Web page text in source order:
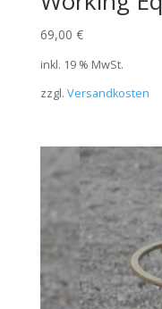
69,00 €
inkl. 19 % MwSt.
zzgl. Versandkosten